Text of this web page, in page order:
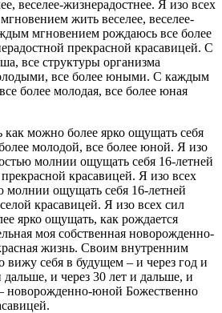
веселее-жизнерадостнее. Я изо всех
жить веселее, веселее-
мгновением рождаюсь все более
прекрасной красавицей. С
все структуры организма
все более юными. С каждым
более молодая, все более юная
как можно более ярко ощущать себя
молодой, все более юной. Я изо
молнии ощущать себя 16-летней
красавицей. Я изо всех
молнии ощущать себя 16-летней
красавицей. Я изо всех сил
ярко ощущать, как рождается
моя собственная новорожденно-
жизнь. Своим внутренним
вижу себя в будущем – и через год и
дальше, и через 30 лет и дальше, и
новорожденно-юной Божественно